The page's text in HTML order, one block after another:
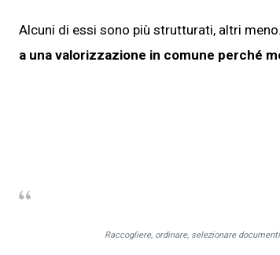
Alcuni di essi sono più strutturati, altri
a una valorizzazione in comune perché
Raccogliere, ordinare, selezionare